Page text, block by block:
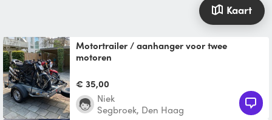
Kaart
Motortrailer / aanhanger voor twee
motoren
twee motorfietsen nodig hebt. Over brede
rails met besc
€ 35,00
Niek
Segbroek, Den Haag